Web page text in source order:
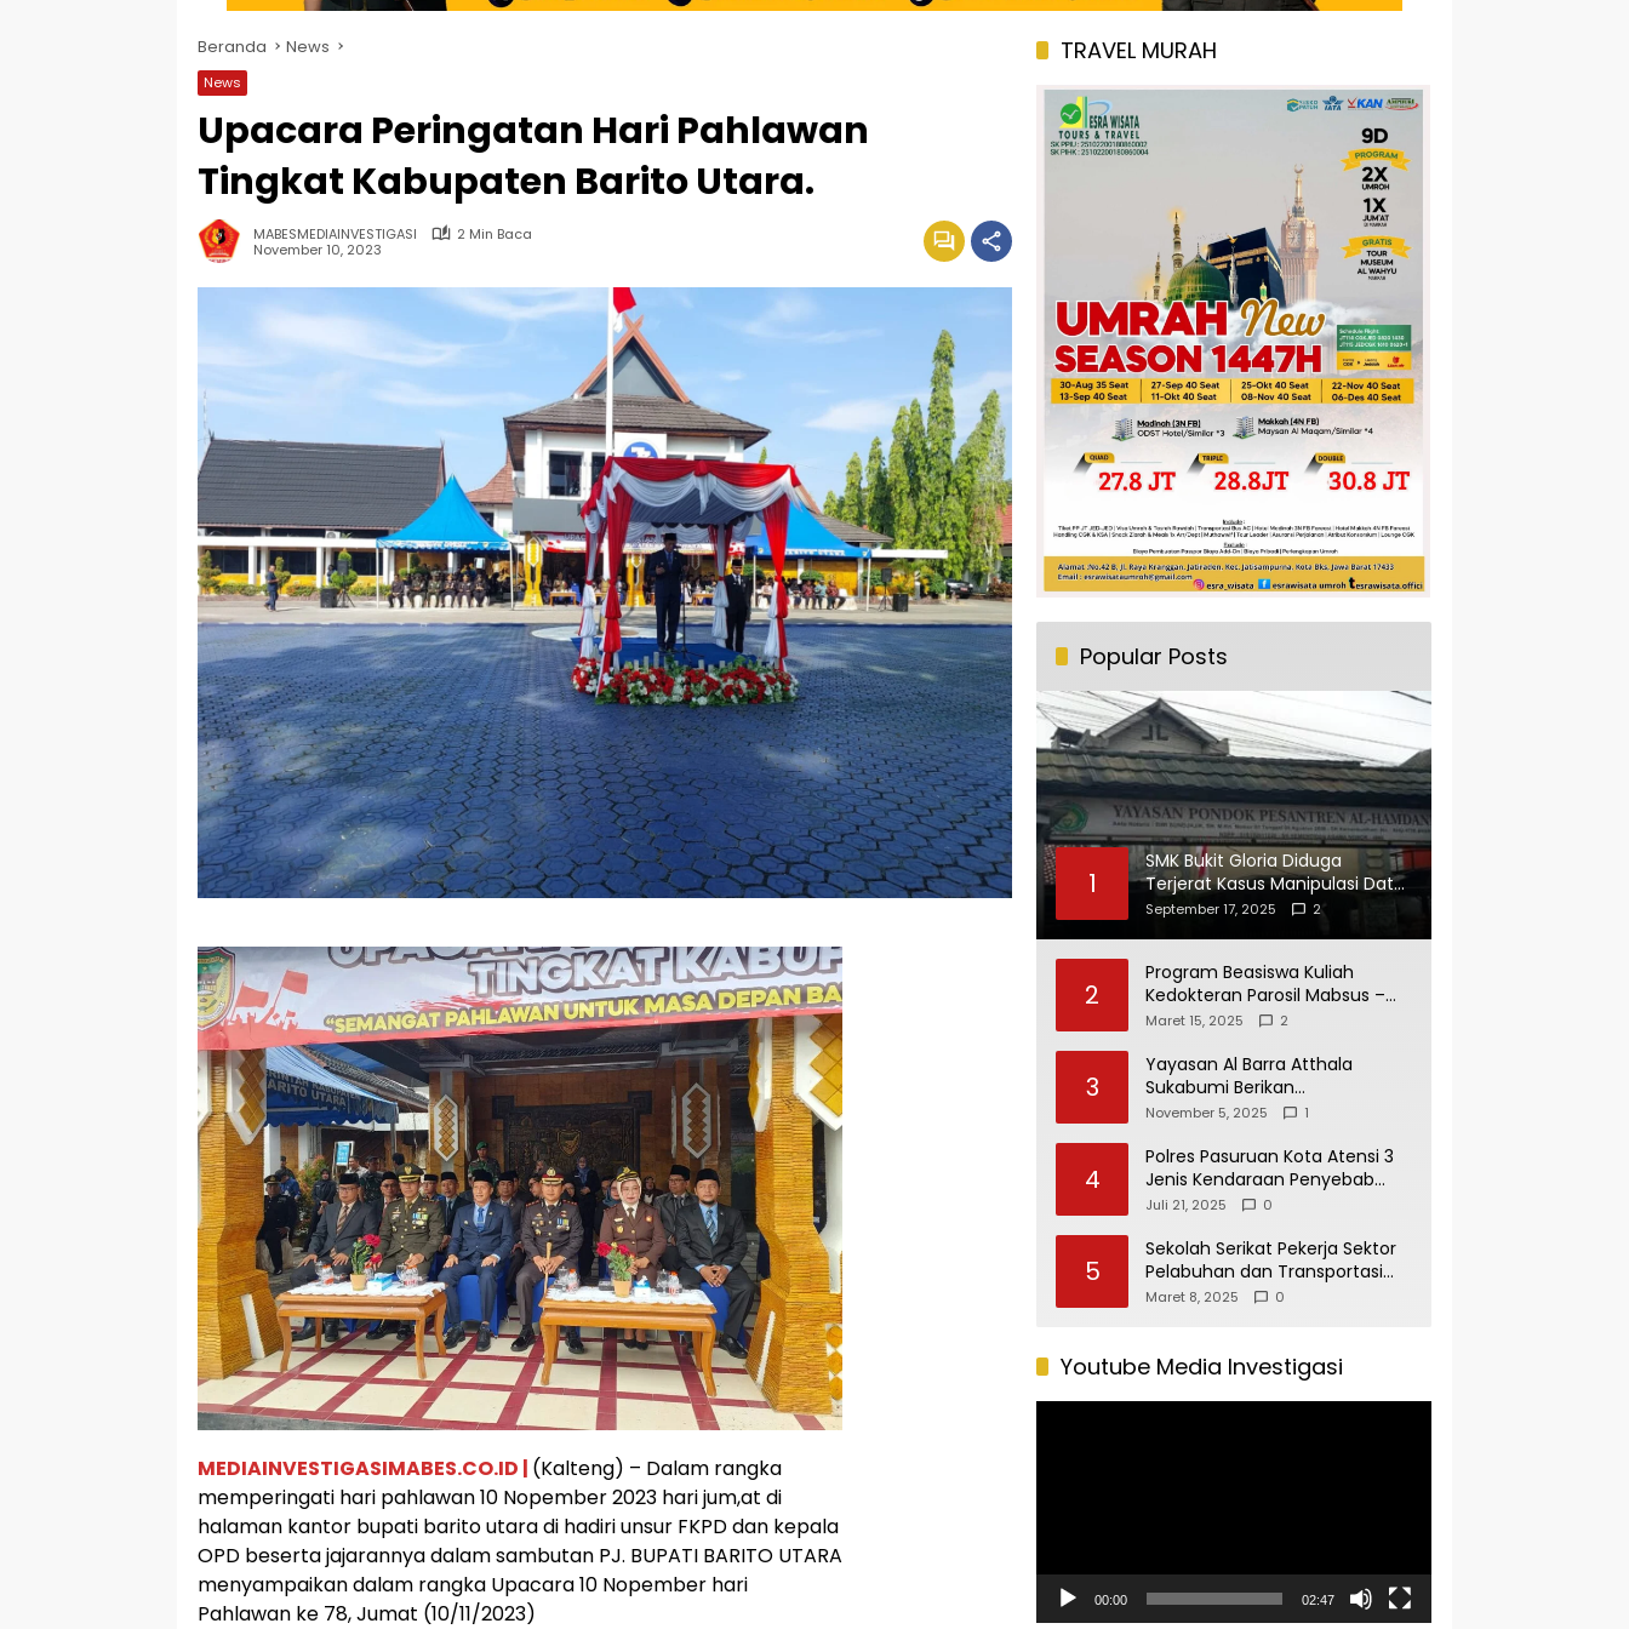
Beranda News
News
Upacara Peringatan Hari Pahlawan
Tingkat Kabupaten Barito Utara.
MABESMEDIAINVESTIGASI
2 Min Baca
November 10, 2023
MEDIAINVESTIGASIMABES.CO.ID | (Kalteng) – Dalam rangka
memperingati hari pahlawan 10 Nopember 2023 hari jum,at di
halaman kantor bupati barito utara di hadiri unsur FKPD dan kepala
OPD beserta jajarannya dalam sambutan PJ. BUPATI BARITO UTARA
menyampaikan dalam rangka Upacara 10 Nopember hari
Pahlawan ke 78, Jumat (10/11/2023)
TRAVEL MURAH
Popular Posts
1
SMK Bukit Gloria Diduga
Terjerat Kasus Manipulasi Data
dan Pelaporan Palsu Untuk
September 17, 2025 2
2
Program Beasiswa Kuliah
Kedokteran Parosil Mabsus –
Mad Hasnurin Kini Menuai Hasil.
Maret 15, 2025 2
3
Yayasan Al Barra Atthala
Sukabumi Berikan
Penghargaan Kepada Rudi
dan Kemasyarakatan
November 5, 2025 1
4
Polres Pasuruan Kota Atensi 3
Jenis Kendaraan Penyebab
Kecelakaan di Operasi Patuh
Juli 21, 2025 0
5
Sekolah Serikat Pekerja Sektor
Pelabuhan dan Transportasi
Indonesia Agenda Buka Puasa
Maret 8, 2025 0
Youtube Media Investigasi
00:00 02:47